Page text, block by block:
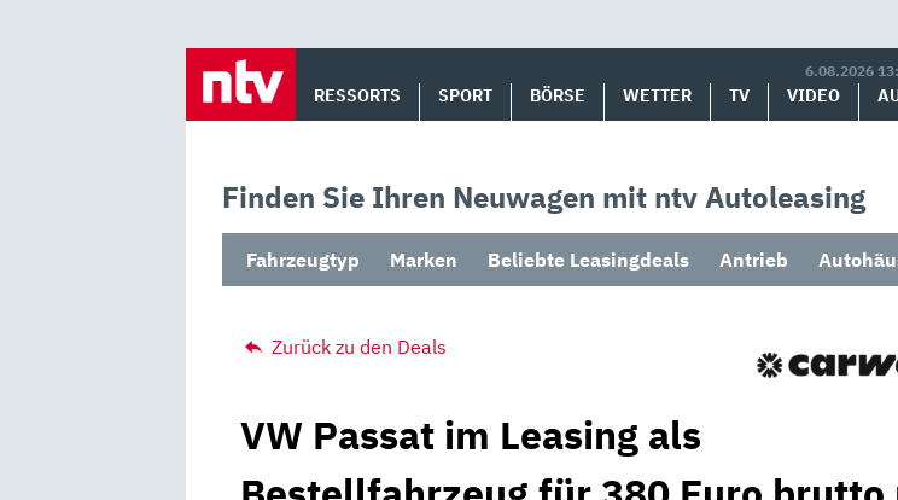
6.08.2026
RESSORTS SPORT BÖRSE WETTER TV VIDEO
Finden Sie Ihren Neuwagen mit ntv Autoleasing
Fahrzeugtyp Marken Beliebte Leasingdeals Antrieb
Zurück zu den Deals
VW Passat im Leasing als